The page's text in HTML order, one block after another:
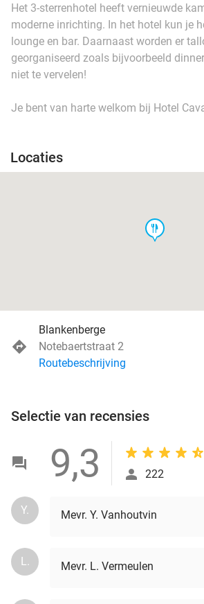
Het 3-sterrenhotel heeft vernieuwde
moderne inrichting. In het hotel kun je
lounge en bar. Daarnaast worden er
georganiseerd zoals bijvoorbeeld
niet te vervelen!
Je bent van harte welkom bij Hotel
Locaties
food
Blankenberge
Notebaertstraat 2
Routebeschrijving
Selectie van recensies
9,3 222
Y. Mevr. Y. Vanhoutvin
L. Mevr. L. Vermeulen